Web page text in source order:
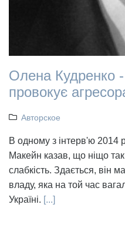
Олена Кудренко
провокує
Авторское
В одному з інтерв'ю 2014
Макейн казав, що ніщо
слабкість. Здається, він
владу, яка на той час
Україні. [...]